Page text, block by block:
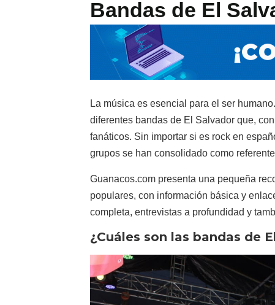
Bandas de El
La música es esencial para el ser
diferentes bandas de El Salvador que,
fanáticos. Sin importar si es rock en
grupos se han consolidado como
Guanacos.com presenta una pequeña
populares, con información básica y
completa, entrevistas a profundidad y
¿Cuáles son las bandas de